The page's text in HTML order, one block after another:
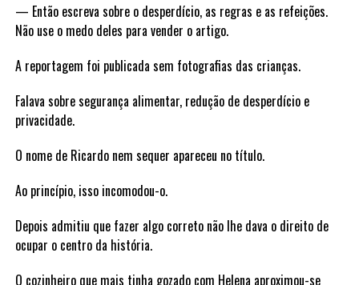
— Então escreva sobre o desperdício, as regras e as refeições.
Não use o medo deles para vender o artigo.
A reportagem foi publicada sem fotografias das crianças.
Falava sobre segurança alimentar, redução de desperdício e
privacidade.
O nome de Ricardo nem sequer apareceu no título.
Ao princípio, isso incomodou-o.
Depois admitiu que fazer algo correto não lhe dava o direito de
ocupar o centro da história.
O cozinheiro que mais tinha gozado com Helena aproximou-se